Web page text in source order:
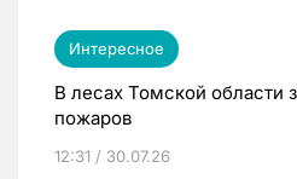
Интересное
В лесах Томской области
пожаров
12:31 / 30.07.26